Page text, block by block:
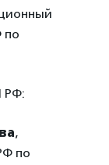
по
РФ:
,
по